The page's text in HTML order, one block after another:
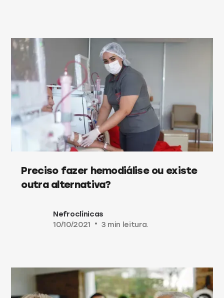
Preciso fazer hemodiálise ou existe
outra alternativa?
Nefroclínicas
10/10/2021
• 3 min leitura.